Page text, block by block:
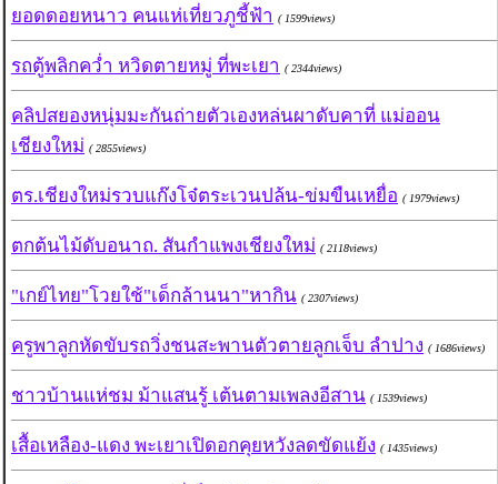
ยอดดอยหนาว คนแห่เที่ยวภูชี้ฟ้า ( 1599views)
รถตู้พลิกคว่ำ หวิดตายหมู่ ที่พะเยา ( 2344views)
คลิปสยองหนุ่มมะกันถ่ายตัวเองหล่นผาดับคาที่ แม่ออน
เชียงใหม่ ( 2855views)
ตร.เชียงใหม่รวบแก๊งโจ๋ตระเวนปล้น-ข่มขืนเหยื่อ ( 1979views)
ตกต้นไม้ดับอนาถ. สันกำแพงเชียงใหม่ ( 2118views)
"เกย์ไทย"โวยใช้"เด็กล้านนา"หากิน ( 2307views)
ครูพาลูกหัดขับรถวิ่งชนสะพานตัวตายลูกเจ็บ ลำปาง ( 1686views)
ชาวบ้านแห่ชม ม้าแสนรู้ เต้นตามเพลงอีสาน ( 1539views)
เสื้อเหลือง-แดง พะเยาเปิดอกคุยหวังลดขัดแย้ง ( 1435views)